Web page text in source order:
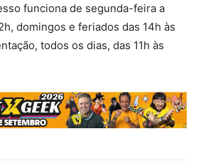
funciona de segunda-feira a
domingos e feriados das 14h às
todos os dias, das 11h às